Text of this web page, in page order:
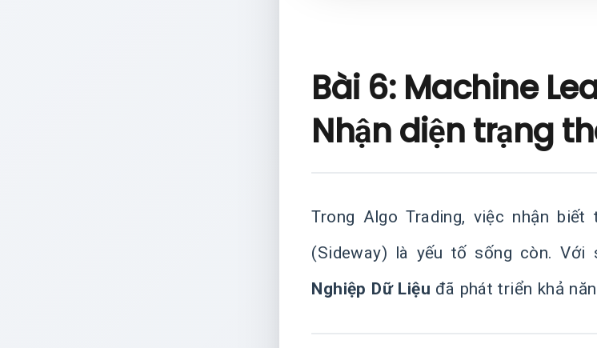
Bài 6: Machine
Nhận diện trạng
Trong Algo Trading, việc nhận
(Sideway) là yếu tố sống còn. Với
Nghiệp Dữ Liệu đã phát triển khả